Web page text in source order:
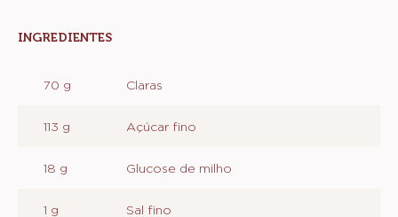
INGREDIENTES
CHOCOLATE
70 g Claras
113 g Açúcar fino
18 g Glucose de milho
1 g Sal fino